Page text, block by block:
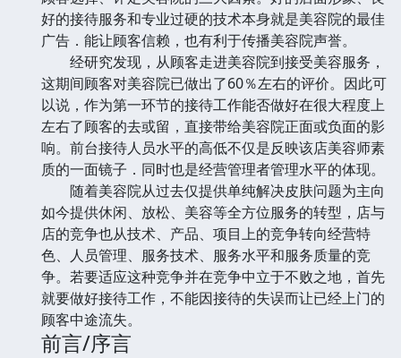
好的接待服务和专业过硬的技术本身就是美容院的最佳
广告．能让顾客信赖，也有利于传播美容院声誉。
经研究发现，从顾客走进美容院到接受美容服务，
这期间顾客对美容院已做出了60％左右的评价。因此可
以说，作为第一环节的接待工作能否做好在很大程度上
左右了顾客的去或留，直接带给美容院正面或负面的影
响。前台接待人员水平的高低不仅是反映该店美容师素
质的一面镜子．同时也是经营管理者管理水平的体现。
随着美容院从过去仅提供单纯解决皮肤问题为主向
如今提供休闲、放松、美容等全方位服务的转型，店与
店的竞争也从技术、产品、项目上的竞争转向经营特
色、人员管理、服务技术、服务水平和服务质量的竞
争。若要适应这种竞争并在竞争中立于不败之地，首先
就要做好接待工作，不能因接待的失误而让已经上门的
顾客中途流失。
前言/序言